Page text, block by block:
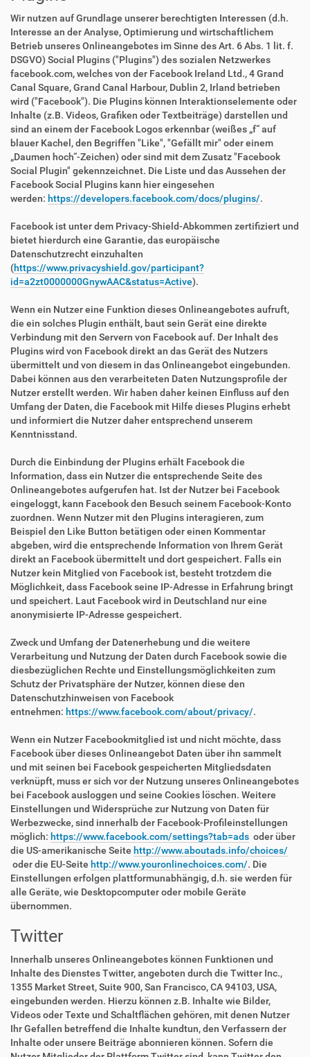
Wir nutzen auf Grundlage unserer berechtigten Interessen (d.h.
Interesse an der Analyse, Optimierung und wirtschaftlichem
Betrieb unseres Onlineangebotes im Sinne des Art. 6 Abs. 1 lit. f.
DSGVO) Social Plugins ("Plugins") des sozialen Netzwerkes
facebook.com, welches von der Facebook Ireland Ltd., 4 Grand
Canal Square, Grand Canal Harbour, Dublin 2, Irland betrieben
wird ("Facebook"). Die Plugins können Interaktionselemente oder
Inhalte (z.B. Videos, Grafiken oder Textbeiträge) darstellen und
sind an einem der Facebook Logos erkennbar (weißes „f“ auf
blauer Kachel, den Begriffen "Like", "Gefällt mir" oder einem
„Daumen hoch“-Zeichen) oder sind mit dem Zusatz "Facebook
Social Plugin" gekennzeichnet. Die Liste und das Aussehen der
Facebook Social Plugins kann hier eingesehen
werden: https://developers.facebook.com/docs/plugins/.
Facebook ist unter dem Privacy-Shield-Abkommen zertifiziert und
bietet hierdurch eine Garantie, das europäische
Datenschutzrecht einzuhalten
(https://www.privacyshield.gov/participant?
id=a2zt0000000GnywAAC&status=Active).
Wenn ein Nutzer eine Funktion dieses Onlineangebotes aufruft,
die ein solches Plugin enthält, baut sein Gerät eine direkte
Verbindung mit den Servern von Facebook auf. Der Inhalt des
Plugins wird von Facebook direkt an das Gerät des Nutzers
übermittelt und von diesem in das Onlineangebot eingebunden.
Dabei können aus den verarbeiteten Daten Nutzungsprofile der
Nutzer erstellt werden. Wir haben daher keinen Einfluss auf den
Umfang der Daten, die Facebook mit Hilfe dieses Plugins erhebt
und informiert die Nutzer daher entsprechend unserem
Kenntnisstand.
Durch die Einbindung der Plugins erhält Facebook die
Information, dass ein Nutzer die entsprechende Seite des
Onlineangebotes aufgerufen hat. Ist der Nutzer bei Facebook
eingeloggt, kann Facebook den Besuch seinem Facebook-Konto
zuordnen. Wenn Nutzer mit den Plugins interagieren, zum
Beispiel den Like Button betätigen oder einen Kommentar
abgeben, wird die entsprechende Information von Ihrem Gerät
direkt an Facebook übermittelt und dort gespeichert. Falls ein
Nutzer kein Mitglied von Facebook ist, besteht trotzdem die
Möglichkeit, dass Facebook seine IP-Adresse in Erfahrung bringt
und speichert. Laut Facebook wird in Deutschland nur eine
anonymisierte IP-Adresse gespeichert.
Zweck und Umfang der Datenerhebung und die weitere
Verarbeitung und Nutzung der Daten durch Facebook sowie die
diesbezüglichen Rechte und Einstellungsmöglichkeiten zum
Schutz der Privatsphäre der Nutzer, können diese den
Datenschutzhinweisen von Facebook
entnehmen: https://www.facebook.com/about/privacy/.
Wenn ein Nutzer Facebookmitglied ist und nicht möchte, dass
Facebook über dieses Onlineangebot Daten über ihn sammelt
und mit seinen bei Facebook gespeicherten Mitgliedsdaten
verknüpft, muss er sich vor der Nutzung unseres Onlineangebotes
bei Facebook ausloggen und seine Cookies löschen. Weitere
Einstellungen und Widersprüche zur Nutzung von Daten für
Werbezwecke, sind innerhalb der Facebook-Profileinstellungen
möglich: https://www.facebook.com/settings?tab=ads oder über
die US-amerikanische Seite http://www.aboutads.info/choices/
oder die EU-Seite http://www.youronlinechoices.com/. Die
Einstellungen erfolgen plattformunabhängig, d.h. sie werden für
alle Geräte, wie Desktopcomputer oder mobile Geräte
übernommen.
Twitter
Innerhalb unseres Onlineangebotes können Funktionen und
Inhalte des Dienstes Twitter, angeboten durch die Twitter Inc.,
1355 Market Street, Suite 900, San Francisco, CA 94103, USA,
eingebunden werden. Hierzu können z.B. Inhalte wie Bilder,
Videos oder Texte und Schaltflächen gehören, mit denen Nutzer
Ihr Gefallen betreffend die Inhalte kundtun, den Verfassern der
Inhalte oder unsere Beiträge abonnieren können. Sofern die